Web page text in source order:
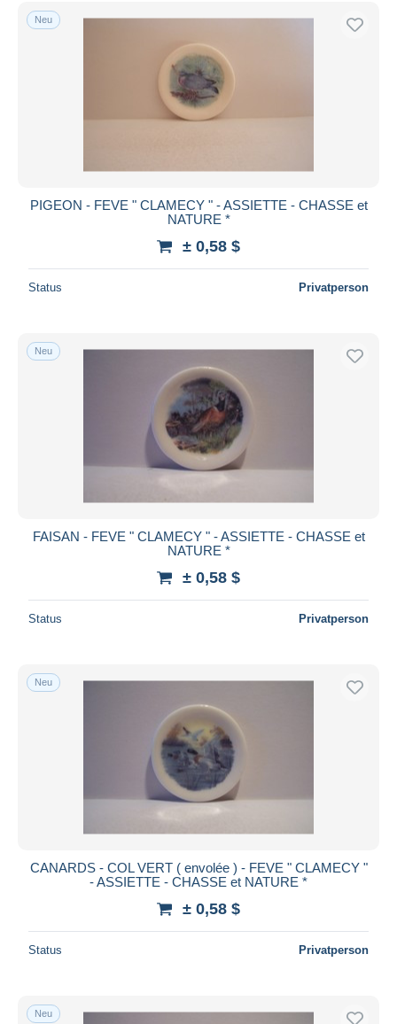
Kostenloser Versand
Banküberweisung
Visa
Bancontact
Gesamte Auswahl aufheben
Wohnsitz des Verkäufers
Übernehmen
Neu
PIGEON - FEVE " CLAMECY " - ASSIETTE - CHASSE et
NATURE *
± 0,58 $
Status Privatperson
Neu
FAISAN - FEVE " CLAMECY " - ASSIETTE - CHASSE et
NATURE *
± 0,58 $
Status Privatperson
Neu
CANARDS - COL VERT ( envolée ) - FEVE " CLAMECY "
- ASSIETTE - CHASSE et NATURE *
± 0,58 $
Status Privatperson
Neu